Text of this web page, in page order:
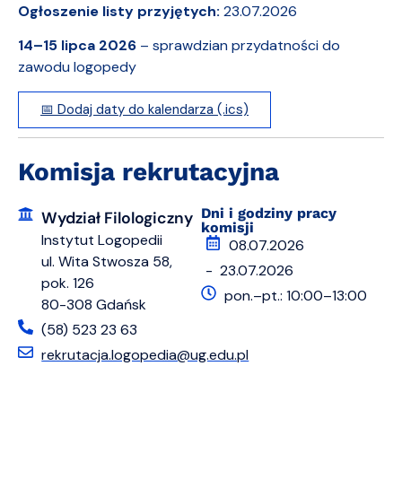
Ogłoszenie listy przyjętych: 23.07.2026
14–15 lipca 2026 – sprawdzian przydatności do
zawodu logopedy
📅 Dodaj daty do kalendarza (.ics)
Komisja rekrutacyjna
Wydział Filologiczny
Instytut Logopedii
ul. Wita Stwosza 58,
pok. 126
80-308 Gdańsk
(58) 523 23 63
rekrutacja.logopedia@ug.edu.pl
Dni i godziny pracy
komisji
08.07.2026
- 23.07.2026
pon.–pt.: 10:00–13:00